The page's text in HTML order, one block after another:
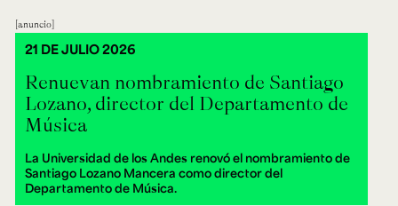
anuncio
Renuevan nombramiento de Santiago
Lozano, director del Departamento de
Música
La Universidad de los Andes renovó el nombramiento de
Santiago Lozano Mancera como director del
Departamento de Música.
21 DE JULIO 2026